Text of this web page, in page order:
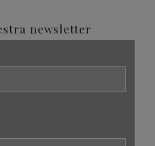
newsletter